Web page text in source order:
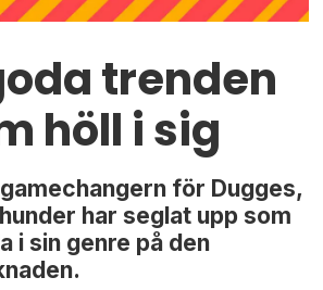
trenden
höll i sig
för Dugges,
har seglat upp som
i sin genre på den